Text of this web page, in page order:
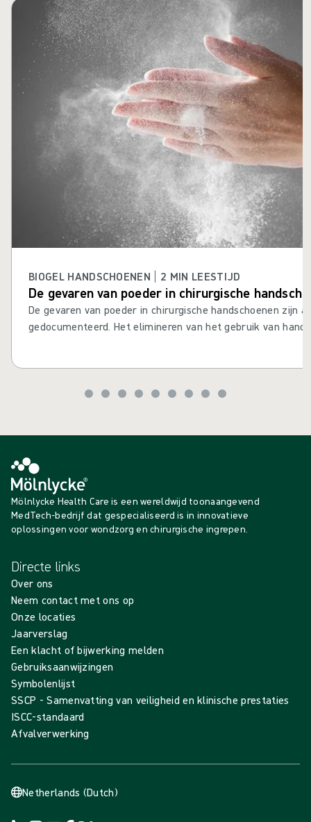
Carrousel overslaan
BIOGEL HANDSCHOENEN | 2 MIN LEESTIJD
De gevaren van poeder in chirurgische
De gevaren van poeder in chirurgische handschoenen zijn
gedocumenteerd. Het elimineren van het gebruik van
Mölnlycke Health Care is een wereldwijd toonaangevend
MedTech-bedrijf dat gespecialiseerd is in innovatieve
oplossingen voor wondzorg en chirurgische ingrepen.
Directe links
Over ons
Neem contact met ons op
Onze locaties
Jaarverslag
Een klacht of bijwerking melden
Gebruiksaanwijzingen
Symbolenlijst
SSCP - Samenvatting van veiligheid en klinische prestaties
ISCC-standaard
Afvalverwerking
Netherlands (Dutch)